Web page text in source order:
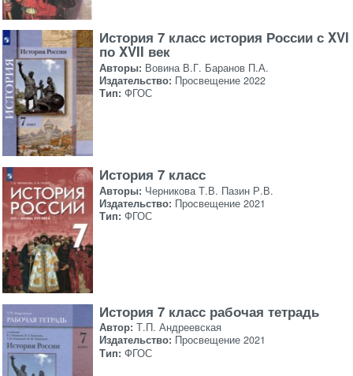
История 7 класс история России с XVI
по XVII век
Авторы: Вовина В.Г. Баранов П.А.
Издательство: Просвещение 2022
Тип: ФГОС
История 7 класс
Авторы: Черникова Т.В. Пазин Р.В.
Издательство: Просвещение 2021
Тип: ФГОС
История 7 класс рабочая тетрадь
Автор: Т.П. Андреевская
Издательство: Просвещение 2021
Тип: ФГОС